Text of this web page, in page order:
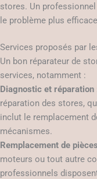
stores. Un
le problème plus
Services proposés par
Un bon réparateur de
services, notamment :
Diagnostic et réparation
réparation des stores,
inclut le remplacement
mécanismes.
Remplacement de pièces
moteurs ou tout autre
professionnels